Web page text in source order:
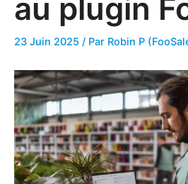
au plugin
23 Juin 2025 / Par Robin P